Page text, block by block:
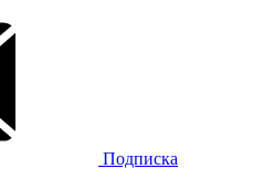
Подписка